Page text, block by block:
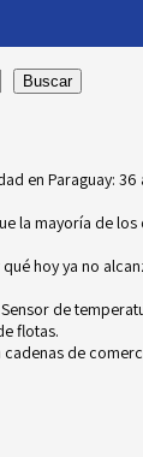
Buscar
en Paraguay:
la mayoría de
hoy ya no
de
flotas.
de